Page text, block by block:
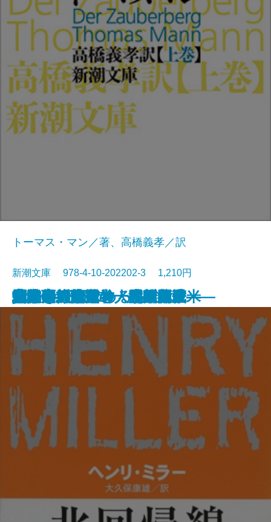
貧しき人びと
未成年〔下〕
未成年〔上〕
壁
青梅雨
忘却の河
エミリーの求めるもの
魔の山〔下〕
雁の寺・越前竹人形
魔の山〔上〕
トーマス・マン／著、高橋義孝／訳
新潮文庫 978-4-10-202202-3 1,210円
北回帰線
勝海舟―第五巻・江戸開城―
勝海舟―第六巻・明治新政―
勝海舟―第三巻・長州征伐―
勝海舟―第四巻・大政奉還―
他人の顔
河童・或阿呆の一生
勝海舟―第一巻・黒船渡来―
勝海舟―第二巻・咸臨丸渡米―
地獄変・偸盗